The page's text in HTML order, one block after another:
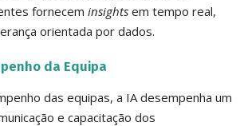
fornecem insights em tempo real,
orientada por dados.
da Equipa
das equipas, a IA desempenha um
e capacitação dos